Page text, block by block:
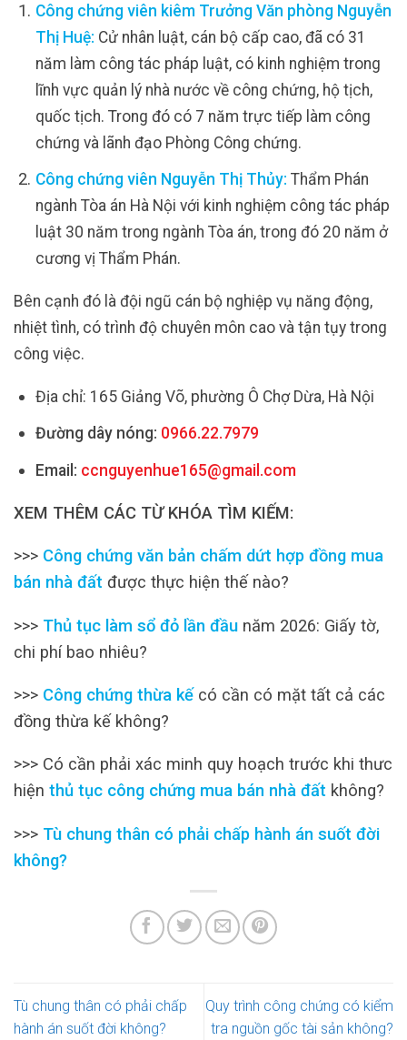
Công chứng viên kiêm Trưởng Văn phòng Nguyễn
Thị Huệ: Cử nhân luật, cán bộ cấp cao, đã có 31
năm làm công tác pháp luật, có kinh nghiệm trong
lĩnh vực quản lý nhà nước về công chứng, hộ tịch,
quốc tịch. Trong đó có 7 năm trực tiếp làm công
chứng và lãnh đạo Phòng Công chứng.
Công chứng viên Nguyễn Thị Thủy: Thẩm Phán
ngành Tòa án Hà Nội với kinh nghiệm công tác pháp
luật 30 năm trong ngành Tòa án, trong đó 20 năm ở
cương vị Thẩm Phán.
Bên cạnh đó là đội ngũ cán bộ nghiệp vụ năng động,
nhiệt tình, có trình độ chuyên môn cao và tận tụy trong
công việc.
Địa chỉ: 165 Giảng Võ, phường Ô Chợ Dừa, Hà Nội
Đường dây nóng: 0966.22.7979
Email: ccnguyenhue165@gmail.com
XEM THÊM CÁC TỪ KHÓA TÌM KIẾM:
>>> Công chứng văn bản chấm dứt hợp đồng mua
bán nhà đất được thực hiện thế nào?
>>> Thủ tục làm sổ đỏ lần đầu năm 2026: Giấy tờ,
chi phí bao nhiêu?
>>> Công chứng thừa kế có cần có mặt tất cả các
đồng thừa kế không?
>>> Có cần phải xác minh quy hoạch trước khi thưc
hiện thủ tục công chứng mua bán nhà đất không?
>>> Tù chung thân có phải chấp hành án suốt đời
không?
Tù chung thân có phải chấp
hành án suốt đời không?
Quy trình công chứng có kiểm
tra nguồn gốc tài sản không?